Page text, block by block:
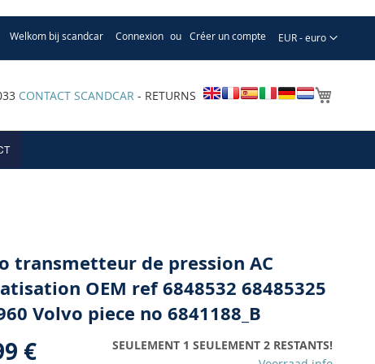
Devise
EUR - euro
Welkom bij scandcar Connexion Créer un compte
CONTACT SCANDCAR - RETURNS
transmetteur de pression AC
OEM ref 6848532 68485325
Volvo piece no 6841188_B
€
SEULEMENT 1 SEULEMENT 2 RESTANTS!